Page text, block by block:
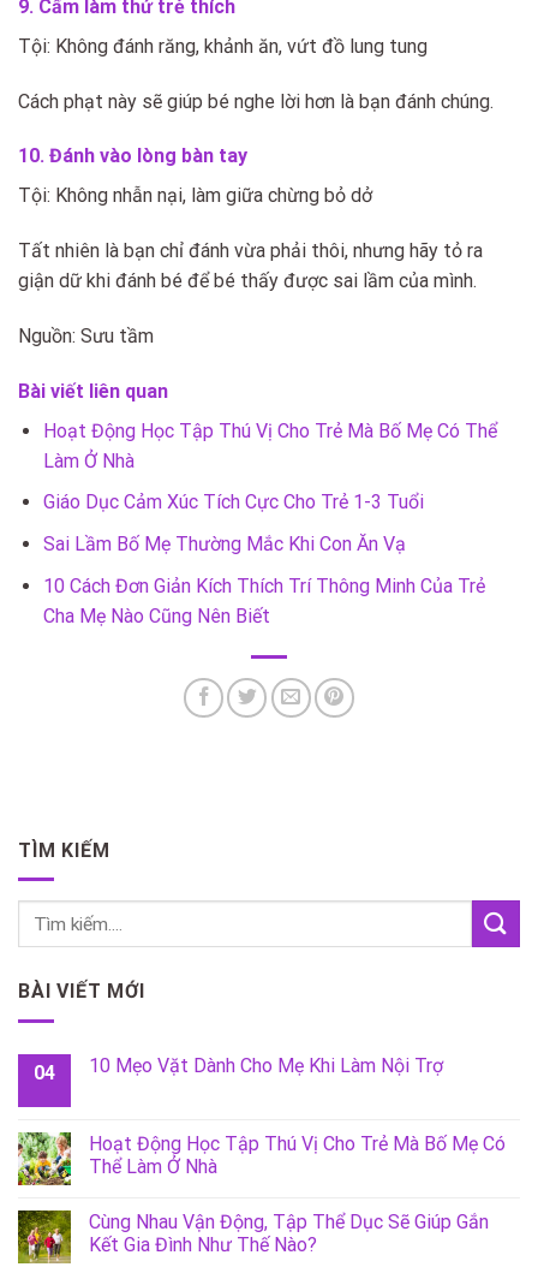
9. Cấm làm thứ trẻ thích
Tội: Không đánh răng, khảnh ăn, vứt đồ lung tung
Cách phạt này sẽ giúp bé nghe lời hơn là bạn đánh chúng.
10. Đánh vào lòng bàn tay
Tội: Không nhẫn nại, làm giữa chừng bỏ dở
Tất nhiên là bạn chỉ đánh vừa phải thôi, nhưng hãy tỏ ra
giận dữ khi đánh bé để bé thấy được sai lầm của mình.
Nguồn: Sưu tầm
Bài viết liên quan
Hoạt Động Học Tập Thú Vị Cho Trẻ Mà Bố Mẹ Có Thể
Làm Ở Nhà
Giáo Dục Cảm Xúc Tích Cực Cho Trẻ 1-3 Tuổi
Sai Lầm Bố Mẹ Thường Mắc Khi Con Ăn Vạ
10 Cách Đơn Giản Kích Thích Trí Thông Minh Của Trẻ
Cha Mẹ Nào Cũng Nên Biết
TÌM KIẾM
BÀI VIẾT MỚI
04 10 Mẹo Vặt Dành Cho Mẹ Khi Làm Nội Trợ
Hoạt Động Học Tập Thú Vị Cho Trẻ Mà Bố Mẹ Có
Thể Làm Ở Nhà
Cùng Nhau Vận Động, Tập Thể Dục Sẽ Giúp Gắn
Kết Gia Đình Như Thế Nào?